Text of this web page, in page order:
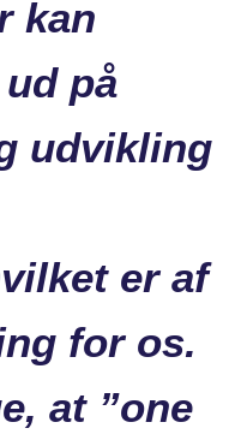
kan
på
udvikling
er af
for os.
at ”one